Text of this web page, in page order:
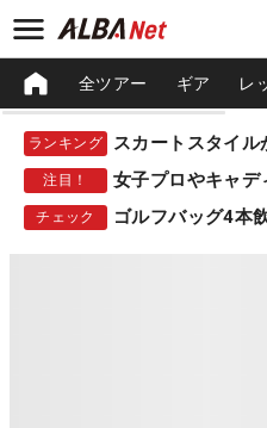
全ツアー ギア レ
ランキング スカートスタイ
注目！
チェック